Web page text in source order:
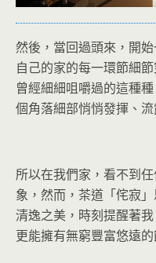
然後，當回過頭來，開
自己的家的每一環節細
曾經細細咀嚼過的這種
個角落細部悄悄發揮、流
所以在我們家，看不到
象，然而，茶道「侘寂
清逸之美，時刻提醒著
更能擁有無窮豐富悠遠的